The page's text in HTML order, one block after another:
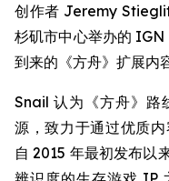
创作者 Jeremy
杉矶市中心举办的
到来的《方舟》扩展内
Snail 认为《方舟》路
源，致力于通过优质内
自 2015 年最初发布以